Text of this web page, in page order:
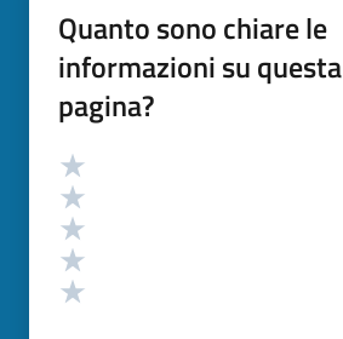
Quanto sono chiare le
informazioni su questa
pagina?
Valutazione